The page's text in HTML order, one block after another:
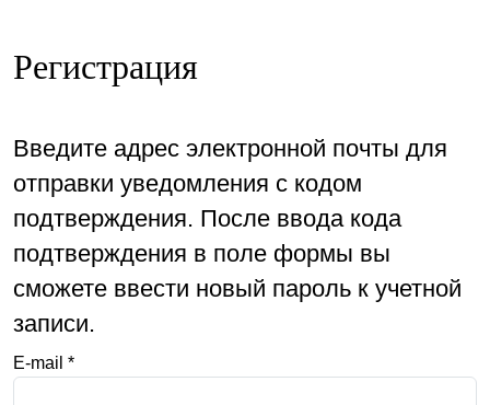
Регистрация
Введите адрес электронной почты для
отправки уведомления с кодом
подтверждения. После ввода кода
подтверждения в поле формы вы
сможете ввести новый пароль к учетной
записи.
E-mail *